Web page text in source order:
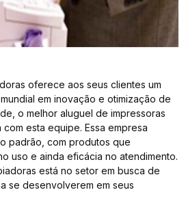
oferece aos seus clientes um
em inovação e otimização de
o melhor aluguel de impressoras
esta equipe. Essa empresa
padrão, com produtos que
uso e ainda eficácia no atendimento.
está no setor em busca de
se desenvolverem em seus